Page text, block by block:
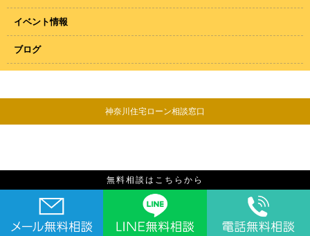
イベント情報
ブログ
神奈川住宅ローン相談窓口
無料相談はこちらから